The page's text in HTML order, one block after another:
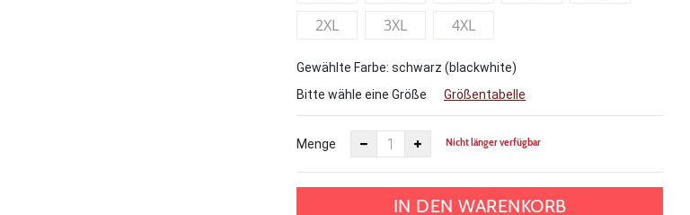
2XL
3XL 4XL
Gewählte Farbe: schwarz (blackwhite)
Bitte wähle eine Größe
Größentabelle
Menge Nicht länger verfügbar
IN DEN WARENKORB